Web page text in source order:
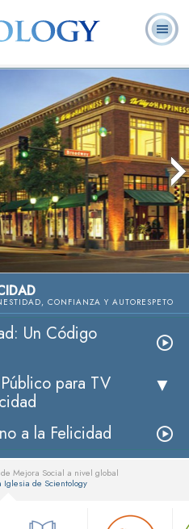
Frecuentes
Libros
en línea
El Camino a la Felicidad: Un Código
Moral No Religioso
Ver Video
CONFIANZA Y AUTORESPETO
Un Código
para TV
a la Felicidad
Mejora Social a nivel global
Iglesia de Scientology